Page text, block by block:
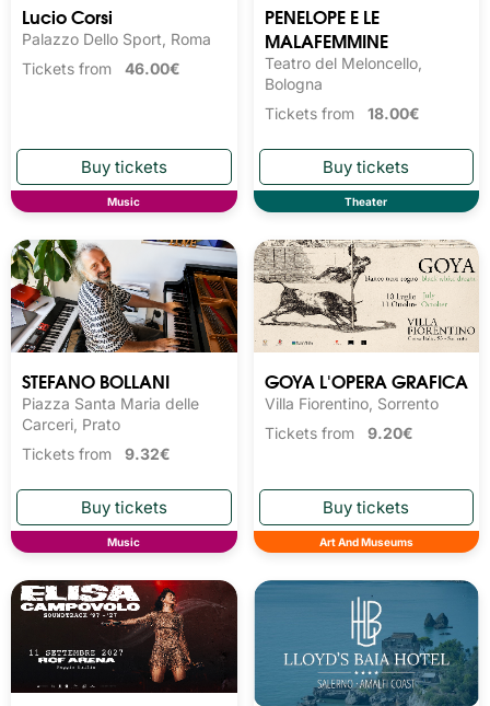
Lucio Corsi
Palazzo Dello Sport, Roma
Tickets from 46.00€
Music
PENELOPE E LE
MALAFEMMINE
Teatro del Meloncello,
Bologna
Tickets from 18.00€
Theater
STEFANO BOLLANI
Piazza Santa Maria delle
Carceri, Prato
Tickets from 9.32€
Music
GOYA L'OPERA GRAFICA
Villa Fiorentino, Sorrento
Tickets from 9.20€
Art And Museums